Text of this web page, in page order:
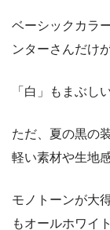
ベーシックカラ
ンターさんだけ
「白」もまぶし
ただ、夏の黒の
軽い素材や生地
モノトーンが大
もオールホワイ